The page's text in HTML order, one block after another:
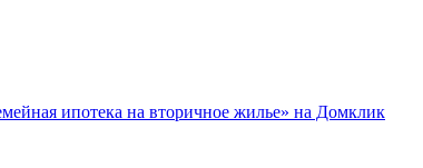
ипотека на вторичное жилье» на Домклик